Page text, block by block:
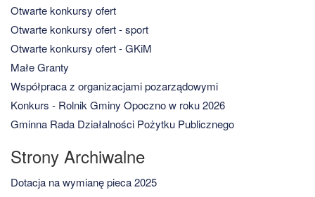
Otwarte konkursy ofert
Otwarte konkursy ofert - sport
Otwarte konkursy ofert - GKiM
Małe Granty
Współpraca z organizacjami pozarządowymi
Konkurs - Rolnik Gminy Opoczno w roku 2026
Gminna Rada Działalności Pożytku Publicznego
Strony Archiwalne
Dotacja na wymianę pieca 2025